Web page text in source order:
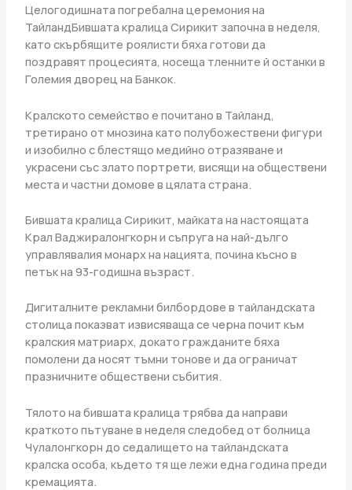
Целогодишната погребална церемония на
ТайландБившата кралица Сирикит започна в неделя,
като скърбящите роялисти бяха готови да
поздравят процесията, носеща тленните й останки в
Големия дворец на Банкок.
Кралското семейство е почитано в Тайланд,
третирано от мнозина като полубожествени фигури
и изобилно с блестящо медийно отразяване и
украсени със злато портрети, висящи на обществени
места и частни домове в цялата страна.
Бившата кралица Сирикит, майката на настоящата
Крал Ваджиралонгкорн и съпруга на най-дълго
управлявалия монарх на нацията, почина късно в
петък на 93-годишна възраст.
Дигиталните рекламни билбордове в тайландската
столица показват извисяваща се черна почит към
кралския матриарх, докато гражданите бяха
помолени да носят тъмни тонове и да ограничат
празничните обществени събития.
Тялото на бившата кралица трябва да направи
краткото пътуване в неделя следобед от болница
Чулалонгкорн до седалището на тайландската
кралска особа, където тя ще лежи една година преди
кремацията.